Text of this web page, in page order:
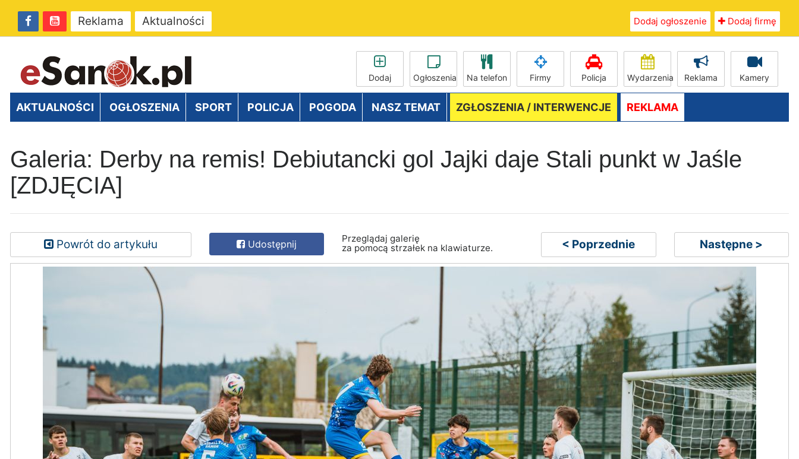
Reklama Aktualności Dodaj ogłoszenie Dodaj firmę
Dodaj Ogłoszenia Na telefon Firmy Policja Wydarzenia Reklama Kamery
AKTUALNOŚCI OGŁOSZENIA SPORT POLICJA POGODA NASZ TEMAT ZGŁOSZENIA / INTERWENCJE REKLAMA
Galeria: Derby na remis! Debiutancki gol Jajki daje Stali punkt w Jaśle
[ZDJĘCIA]
Powrót do artykułu Udostępnij
Przeglądaj galerię
za pomocą strzałek na klawiaturze.
< Poprzednie Następne >